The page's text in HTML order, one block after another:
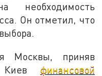
необходимость
Он отметил, что
Москвы, приняв
Киев финансовой